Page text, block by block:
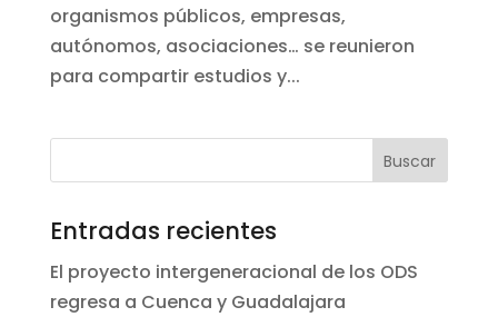
organismos públicos, empresas,
autónomos, asociaciones… se reunieron
para compartir estudios y...
Entradas recientes
El proyecto intergeneracional de los ODS
regresa a Cuenca y Guadalajara